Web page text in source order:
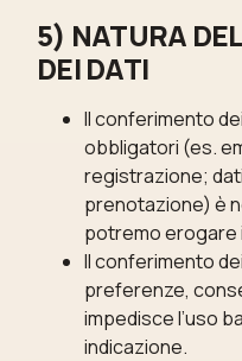
5) NATURA
DEI DATI
Il conferimento
obbligatori (es.
registrazione;
prenotazione) è
potremo erogare
Il conferimento
preferenze,
impedisce l’uso
indicazione.